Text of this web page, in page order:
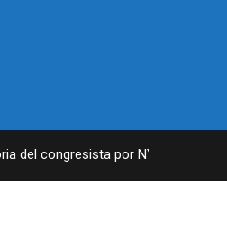
congresista por NY George